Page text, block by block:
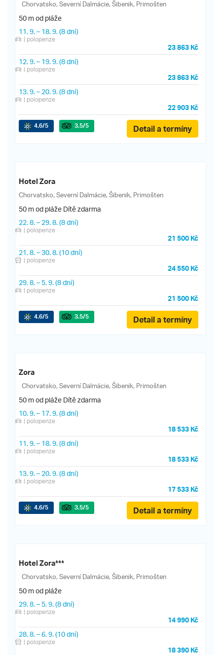
Chorvatsko, Severní Dalmácie, Šibenik, Primošten
50 m od pláže
11. 9.– 18. 9.(8 dní)
| polopenze
23 863 Kč
12. 9.– 19. 9.(8 dní)
| polopenze
23 863 Kč
13. 9.– 20. 9.(8 dní)
| polopenze
22 903 Kč
4.6/5 3.5/5 Detail a termíny
Hotel Zora
Chorvatsko, Severní Dalmácie, Šibenik, Primošten
50 m od pláže Dítě zdarma
22. 8.– 29. 8.(8 dní)
| polopenze
21 500 Kč
21. 8.–30. 8.(10 dní)
| polopenze
24 550 Kč
29. 8.– 5. 9.(8 dní)
| polopenze
21 500 Kč
4.6/5 3.5/5 Detail a termíny
Zora
Chorvatsko, Severní Dalmácie, Šibenik, Primošten
50 m od pláže Dítě zdarma
10. 9.– 17. 9.(8 dní)
| polopenze
18 533 Kč
11. 9.– 18. 9.(8 dní)
| polopenze
18 533 Kč
13. 9.– 20. 9.(8 dní)
| polopenze
17 533 Kč
4.6/5 3.5/5 Detail a termíny
Hotel Zora***
Chorvatsko, Severní Dalmácie, Šibenik, Primošten
50 m od pláže
29. 8.– 5. 9.(8 dní)
| polopenze
14 990 Kč
28. 8.–6. 9.(10 dní)
| polopenze
18 390 Kč